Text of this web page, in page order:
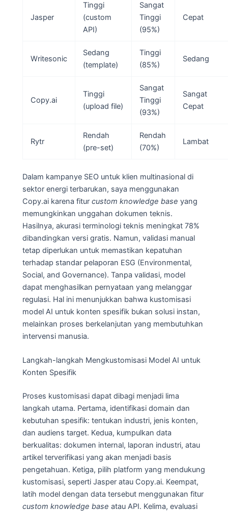
Jasper
Tinggi
(custom
API)
Sangat
Tinggi
(95%)
Cepat
Writesonic
Sedang
(template)
Tinggi
(85%)
Sedang
Copy.ai
Tinggi
(upload file)
Sangat
Tinggi
(93%)
Sangat
Cepat
Rytr
Rendah
(pre-set)
Rendah
(70%)
Lambat
Dalam kampanye SEO untuk klien multinasional di
sektor energi terbarukan, saya menggunakan
Copy.ai karena fitur custom knowledge base yang
memungkinkan unggahan dokumen teknis.
Hasilnya, akurasi terminologi teknis meningkat 78%
dibandingkan versi gratis. Namun, validasi manual
tetap diperlukan untuk memastikan kepatuhan
terhadap standar pelaporan ESG (Environmental,
Social, and Governance). Tanpa validasi, model
dapat menghasilkan pernyataan yang melanggar
regulasi. Hal ini menunjukkan bahwa kustomisasi
model AI untuk konten spesifik bukan solusi instan,
melainkan proses berkelanjutan yang membutuhkan
intervensi manusia.
Langkah-langkah Mengkustomisasi Model AI untuk
Konten Spesifik
Proses kustomisasi dapat dibagi menjadi lima
langkah utama. Pertama, identifikasi domain dan
kebutuhan spesifik: tentukan industri, jenis konten,
dan audiens target. Kedua, kumpulkan data
berkualitas: dokumen internal, laporan industri, atau
artikel terverifikasi yang akan menjadi basis
pengetahuan. Ketiga, pilih platform yang mendukung
kustomisasi, seperti Jasper atau Copy.ai. Keempat,
latih model dengan data tersebut menggunakan fitur
custom knowledge base atau API. Kelima, evaluasi